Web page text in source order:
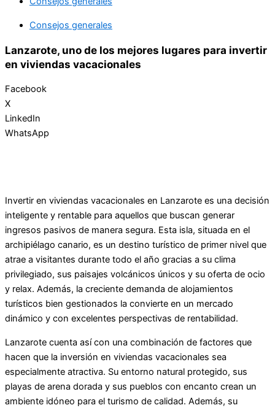
Consejos generales
Lanzarote, uno de los mejores lugares para invertir
en viviendas vacacionales
Facebook
X
LinkedIn
WhatsApp
Invertir en viviendas vacacionales en Lanzarote es una decisión
inteligente y rentable para aquellos que buscan generar
ingresos pasivos de manera segura. Esta isla, situada en el
archipiélago canario, es un destino turístico de primer nivel que
atrae a visitantes durante todo el año gracias a su clima
privilegiado, sus paisajes volcánicos únicos y su oferta de ocio
y relax. Además, la creciente demanda de alojamientos
turísticos bien gestionados la convierte en un mercado
dinámico y con excelentes perspectivas de rentabilidad.
Lanzarote cuenta así con una combinación de factores que
hacen que la inversión en viviendas vacacionales sea
especialmente atractiva. Su entorno natural protegido, sus
playas de arena dorada y sus pueblos con encanto crean un
ambiente idóneo para el turismo de calidad. Además, su